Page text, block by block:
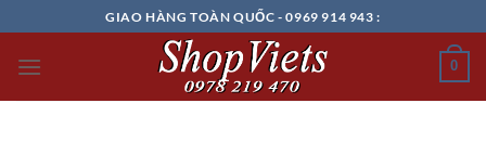
đến
nội
GIAO HÀNG TOÀN QUỐC - 0969 914 943 :
0